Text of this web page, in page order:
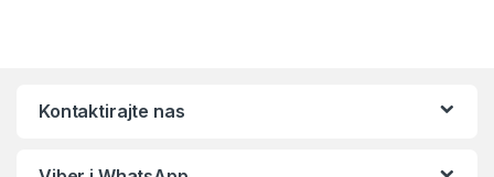
Kontaktirajte nas